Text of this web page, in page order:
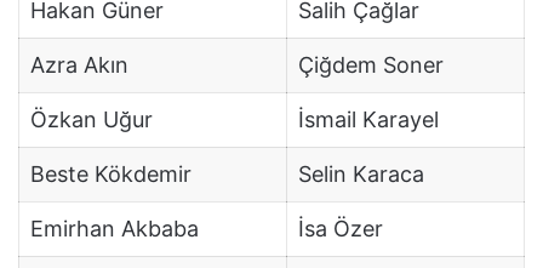
Hakan Güner Salih Çağlar
Azra Akın Çiğdem Soner
Özkan Uğur İsmail Karayel
Beste Kökdemir Selin Karaca
Emirhan Akbaba İsa Özer